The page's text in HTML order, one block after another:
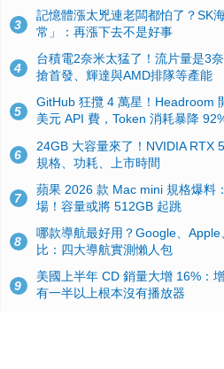
3
記憶體漲太兇連老闆都怕了？SK
常」：再漲下去不是好事
4
台積電2奈米太猛了！流片量是3
搶首發、輝達與AMD排隊等產能
5
GitHub 狂攬 4 萬星！Headroom
美元 API 費，Token 消耗暴降
6
24GB 大容量來了！NVIDIA RTX
規格、功耗、上市時間
7
蘋果 2026 款 Mac mini 規格爆料
場！容量或將 512GB 起跳
8
哪款導航最好用？Google、
比：四大導航實測懶人包
9
美國上半年 CD 銷量大增 16%：
有一半以上根本沒有播放器